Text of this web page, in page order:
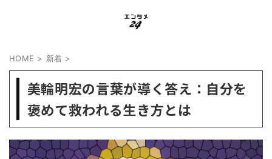
HOME > 新着 >
美輪明宏の言葉が導く答え：自分を
褒めて救われる生き方とは